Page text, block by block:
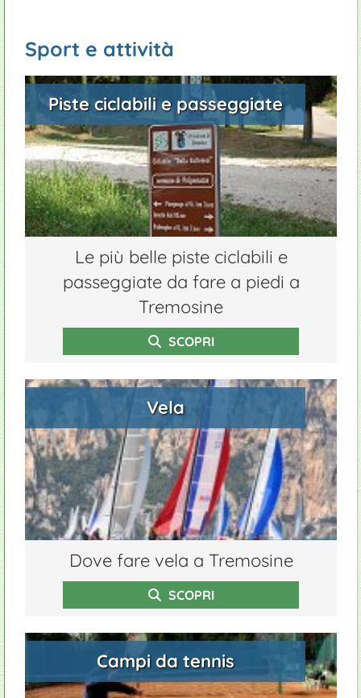
Sport e attività
Piste ciclabili e passeggiate
Le più belle piste ciclabili e
passeggiate da fare a piedi a
Tremosine
SCOPRI
Vela
Dove fare vela a Tremosine
SCOPRI
Campi da tennis